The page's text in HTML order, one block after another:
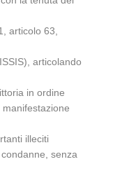
articolo 63,
articolando
in ordine
illeciti
senza